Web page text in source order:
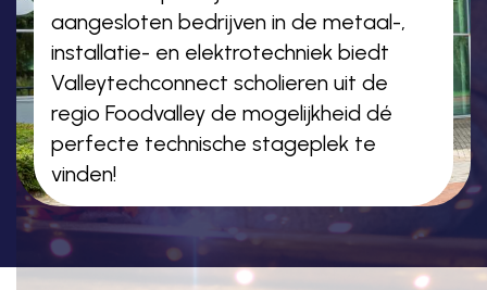
aangesloten bedrijven in de metaal-,
installatie- en elektrotechniek biedt
Valleytechconnect scholieren uit de
regio Foodvalley de mogelijkheid dé
perfecte technische stageplek te
vinden!